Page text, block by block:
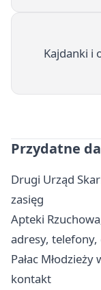
Kajdanki i
Przydatne
Drugi Urząd
zasięg
Apteki
adresy,
Pałac
kontakt